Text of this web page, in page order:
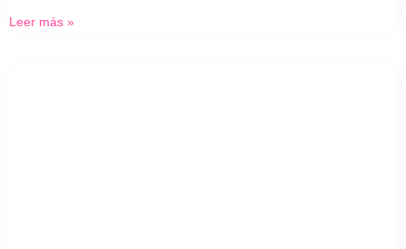
Leer más »